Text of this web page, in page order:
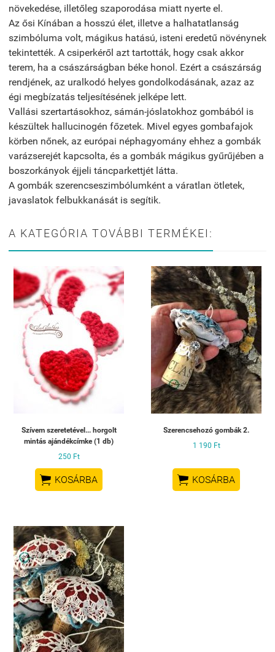
növekedése, illetőleg szaporodása miatt nyerte el.
Az ősi Kínában a hosszú élet, illetve a halhatatlanság
szimbóluma volt, mágikus hatású, isteni eredetű növénynek
tekintették. A csiperkéről azt tartották, hogy csak akkor
terem, ha a császárságban béke honol. Ezért a császárság
rendjének, az uralkodó helyes gondolkodásának, azaz az
égi megbízatás teljesítésének jelképe lett.
Vallási szertartásokhoz, sámán-jóslatokhoz gombából is
készültek hallucinogén főzetek. Mivel egyes gombafajok
körben nőnek, az európai néphagyomány ehhez a gombák
varázserejét kapcsolta, és a gombák mágikus gyűrűjében a
boszorkányok éjjeli táncparkettjét látta.
A gombák szerencseszimbólumként a váratlan ötletek,
javaslatok felbukkanását is segítik.
A KATEGÓRIA TOVÁBBI TERMÉKEI:
Szívem szeretetével... horgolt
mintás ajándékcímke (1 db)
250 Ft
 KOSÁRBA
Szerencsehozó gombák 2.
1 190 Ft
 KOSÁRBA